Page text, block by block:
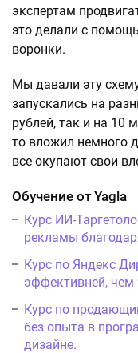
экспертам
это делали с
воронки.
Мы давали эту
запускались на
рублей, так и на 10
то вложил немного
все окупают свои
Обучение от Yagla
Курс ИИ-
рекламы
Курс по Яндекс
эффективней, чем
Курс по
без опыта в
дизайне.